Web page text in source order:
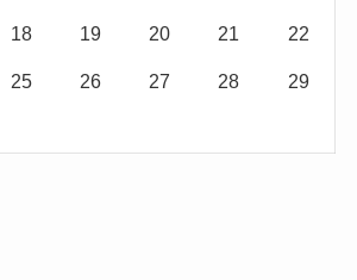
18 19 20 21 22
25 26 27 28 29